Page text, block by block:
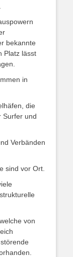
bekannte
Platz lässt
in
die
Surfer und
Verbänden
sind vor Ort.
von